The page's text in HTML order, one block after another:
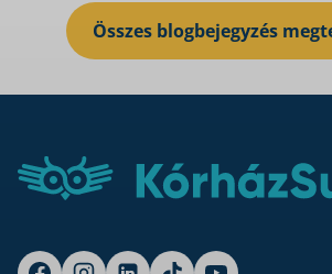
Összes blogbejegyzés